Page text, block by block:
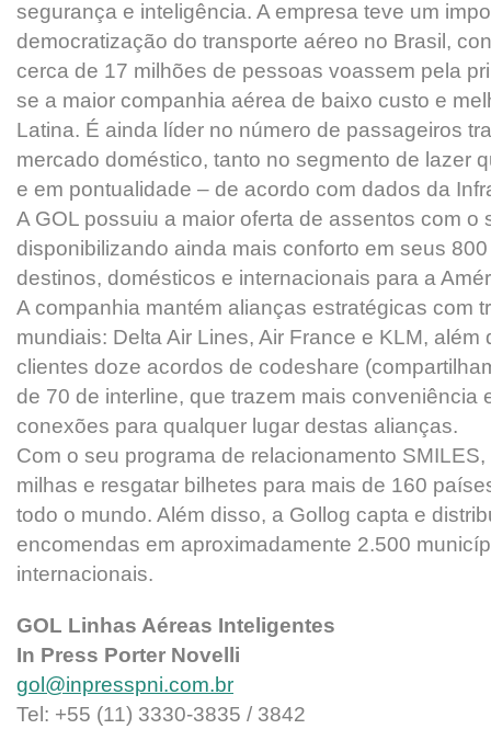
segurança e inteligência. A empresa teve um
democratização do transporte aéreo no Brasil,
cerca de 17 milhões de pessoas voassem pela
se a maior companhia aérea de baixo custo e
Latina. É ainda líder no número de passageiros
mercado doméstico, tanto no segmento de lazer
e em pontualidade – de acordo com dados da
A GOL possuiu a maior oferta de assentos com o
disponibilizando ainda mais conforto em seus
destinos, domésticos e internacionais para a
A companhia mantém alianças estratégicas com
mundiais: Delta Air Lines, Air France e KLM, além
clientes doze acordos de codeshare
de 70 de interline, que trazem mais conveniência
conexões para qualquer lugar destas alianças.
Com o seu programa de relacionamento
milhas e resgatar bilhetes para mais de 160
todo o mundo. Além disso, a Gollog capta e
encomendas em aproximadamente 2.500
internacionais.
GOL Linhas Aéreas Inteligentes
In Press Porter Novelli
gol@inpresspni.com.br
Tel: +55 (11) 3330-3835 / 3842